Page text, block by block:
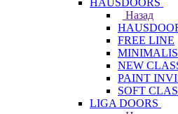
HAUSDOORS
Назад
FREE LINE
NEW
PAINT
SOFT
LIGA DOORS